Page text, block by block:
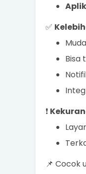
✅
Bisa
❗
📌 Cocok